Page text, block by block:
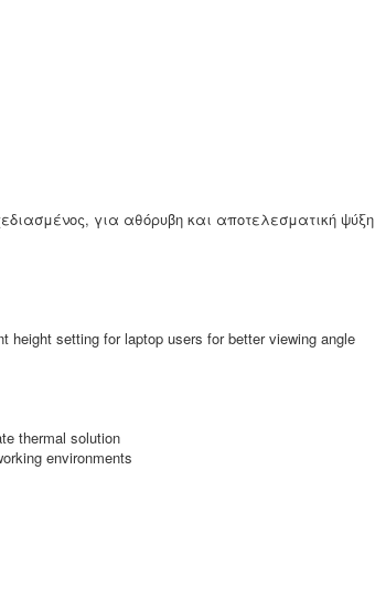
για αθόρυβη και αποτελεσματική ψύξη
height setting for laptop users for better viewing angle
thermal solution
environments